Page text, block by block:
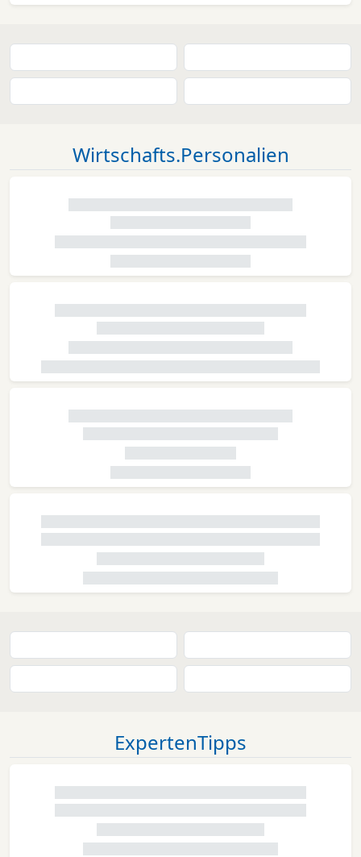
Wirtschafts.Personalien
ExpertenTipps